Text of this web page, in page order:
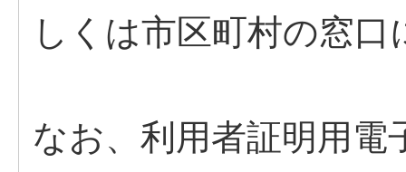
しくは市区町村の窓
なお、利用者証明用